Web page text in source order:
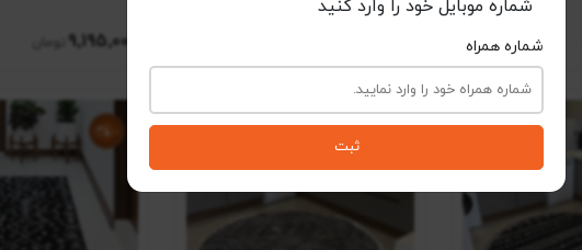
9٬195٬000
شماره موبایل خود را وارد کنید
شماره همراه
ثبت